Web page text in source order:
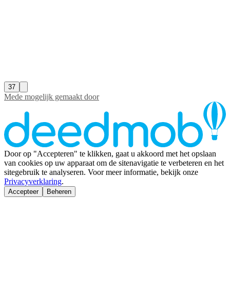
37
Mede mogelijk gemaakt door
Door op "Accepteren" te klikken, gaat u akkoord met het opslaan
van cookies op uw apparaat om de sitenavigatie te verbeteren en het
sitegebruik te analyseren. Voor meer informatie, bekijk onze
Privacyverklaring.
Accepteer Beheren